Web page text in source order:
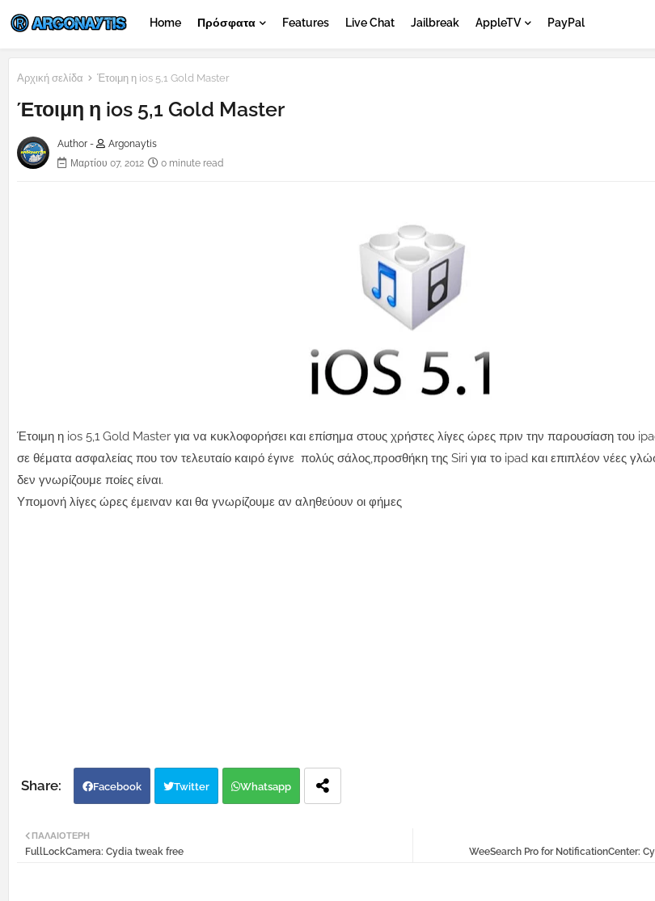
Home Πρόσφατα Features Live Chat Jailbreak AppleTV PayPal
Αρχική σελίδα Έτοιμη η ios 5,1 Gold Master
Έτοιμη η ios 5,1 Gold Master
Author -
Argonaytis
Μαρτίου 07, 2012
0 minute read
Έτοιμη η ios 5,1 Gold Master για να κυκλοφορήσει και επίσημα στους χρήστες λίγες ώρες πριν την παρουσίαση του
σε θέματα ασφαλείας που τον τελευταίο καιρό έγινε πολύς σάλος,προσθήκη της Siri για το ipad και επιπλέον νέες
δεν γνωρίζουμε ποίες είναι.
Υπομονή λίγες ώρες έμειναν και θα γνωρίζουμε αν αληθεύουν οι φήμες
Facebook Twitter Whatsapp
WeeSearch Pro for NotificationCenter:
ΠΑΛΑΙΌΤΕΡΗ
FullLockCamera: Cydia tweak free